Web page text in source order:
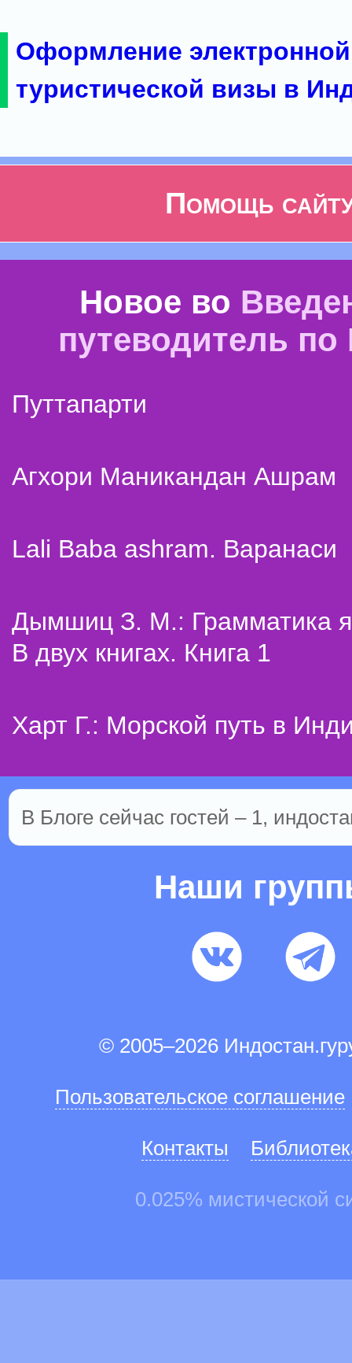
Оформление электронной
туристической визы в
Помощь
Новое во
путеводитель
Путтапарти
Агхори Маникандан Ашрам
Lali Baba ashram. Варанаси
Дымшиц З. М.: Грамматика
В двух книгах. Книга 1
Харт Г.: Морской путь в
В Блоге сейчас гостей – 1,
Наши
© 2005–2026
Пользовательское соглашение
Контакты
0.025% мистической